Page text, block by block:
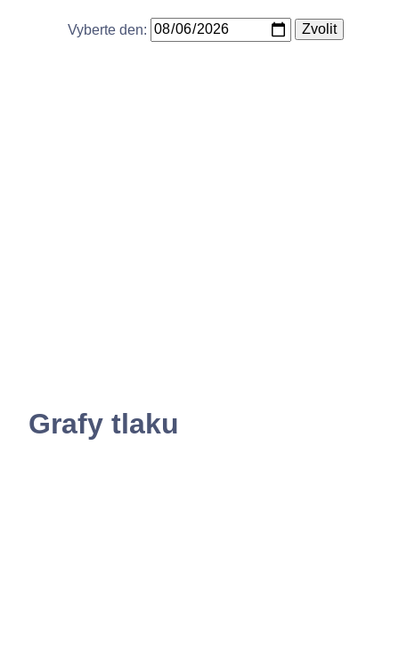
Vyberte den:
Grafy tlaku